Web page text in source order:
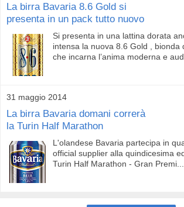
La birra Bavaria 8.6 Gold si
presenta in un pack tutto nuovo
Si presenta in una lattina dorata
intensa la nuova 8.6 Gold , bionda
che incarna l’anima moderna e
31 maggio 2014
La birra Bavaria domani correrà
la Turin Half Marathon
L'olandese Bavaria partecipa in
official supplier alla quindicesima
Turin Half Marathon - Gran Premi...